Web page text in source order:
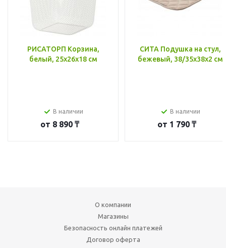
РИСАТОРП Корзина,
белый, 25x26x18 см
В наличии
от 8 890 ₸
СИТА Подушка на стул,
бежевый, 38/35x38x2 см
В наличии
от 1 790 ₸
О компании
Магазины
Безопасность онлайн платежей
Договор оферта